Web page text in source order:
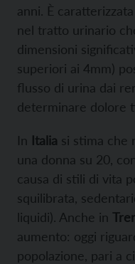
anni. È
nel tratto urinario
dimensioni
superiori ai 4mm)
flusso di urina dai
determinare dolore
In Italia si stima che
una donna su 20,
causa di stili di vita
squilibrata,
liquidi). Anche in
aumento: oggi
popolazione, pari a